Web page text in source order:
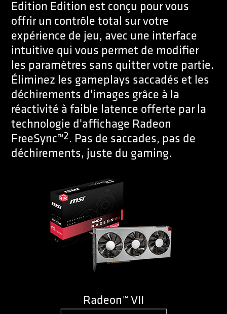
Edition Edition est conçu pour vous
offrir un contrôle total sur votre
expérience de jeu, avec une interface
intuitive qui vous permet de modifier
les paramètres sans quitter votre partie.
Éliminez les gameplays saccadés et les
déchirements d'images grâce à la
réactivité à faible latence offerte par la
technologie d'affichage Radeon
FreeSync™2. Pas de saccades, pas de
déchirements, juste du gaming.
Radeon™ VII